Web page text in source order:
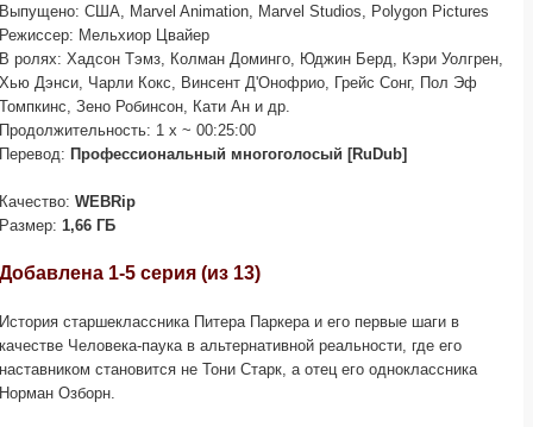
Выпущено: США, Marvel Animation, Marvel Studios, Polygon Pictures
Режиссер: Мельхиор Цвайер
В ролях: Хадсон Тэмз, Колман Доминго, Юджин Берд, Кэри Уолгрен,
Хью Дэнси, Чарли Кокс, Винсент Д'Онофрио, Грейс Сонг, Пол Эф
Томпкинс, Зено Робинсон, Кати Ан и др.
Продолжительность: 1 x ~ 00:25:00
Перевод: Профессиональный многоголосый [RuDub]
Качество: WEBRip
Размер: 1,66 ГБ
Добавлена 1-5 серия (из 13)
История старшеклассника Питера Паркера и его первые шаги в
качестве Человека-паука в альтернативной реальности, где его
наставником становится не Тони Старк, а отец его одноклассника
Норман Озборн.